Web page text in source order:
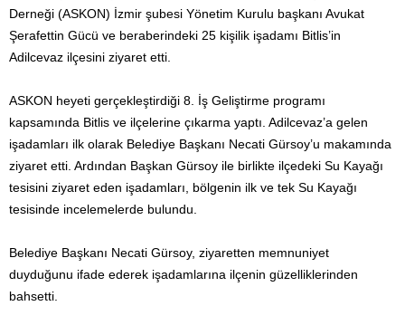
Derneği (ASKON) İzmir şubesi Yönetim Kurulu başkanı Avukat
Şerafettin Gücü ve beraberindeki 25 kişilik işadamı Bitlis’in
Adilcevaz ilçesini ziyaret etti.
ASKON heyeti gerçekleştirdiği 8. İş Geliştirme programı
kapsamında Bitlis ve ilçelerine çıkarma yaptı. Adilcevaz’a gelen
işadamları ilk olarak Belediye Başkanı Necati Gürsoy’u makamında
ziyaret etti. Ardından Başkan Gürsoy ile birlikte ilçedeki Su Kayağı
tesisini ziyaret eden işadamları, bölgenin ilk ve tek Su Kayağı
tesisinde incelemelerde bulundu.
Belediye Başkanı Necati Gürsoy, ziyaretten memnuniyet
duyduğunu ifade ederek işadamlarına ilçenin güzelliklerinden
bahsetti.